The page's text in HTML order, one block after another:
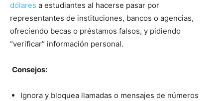
dólares a estudiantes al hacerse pasar por
representantes de instituciones, bancos o agencias,
ofreciendo becas o préstamos falsos, y pidiendo
“verificar” información personal.
Consejos:
Ignora y bloquea llamadas o mensajes de números